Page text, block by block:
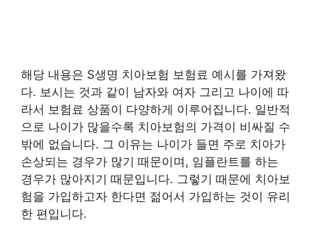
해당 내용은 S생명 치아보험 보험료 예시를 가져왔
다. 보시는 것과 같이 남자와 여자 그리고 나이에 따
라서 보험료 상품이 다양하게 이루어집니다. 일반적
으로 나이가 많을수록 치아보험의 가격이 비싸질 수
밖에 없습니다. 그 이유는 나이가 들면 주로 치아가
손상되는 경우가 많기 때문이며, 임플란트를 하는
경우가 많아지기 때문입니다. 그렇기 때문에 치아보
험을 가입하고자 한다면 젊어서 가입하는 것이 유리
한 편입니다.